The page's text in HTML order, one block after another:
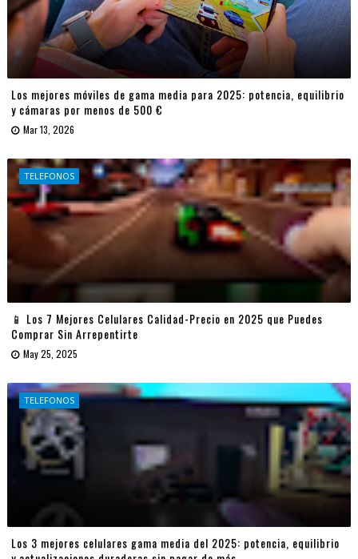
Los mejores móviles de gama media para 2025: potencia, equilibrio
y cámaras por menos de 500 €
Mar 13, 2026
TELEFONOS
📱 Los 7 Mejores Celulares Calidad-Precio en 2025 que Puedes
Comprar Sin Arrepentirte
May 25, 2025
TELEFONOS
Los 3 mejores celulares gama media del 2025: potencia, equilibrio